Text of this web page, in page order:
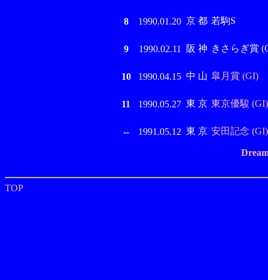
8 1990.01.20 京 都 若駒S
9 1990.02.11 阪 神 きさらぎ賞
10 1990.04.15 中 山 皐月賞 (GI)
11 1990.05.27 東 京 東京優駿 (GI)
-- 1991.05.12 東 京 安田記念 (GI)
TOP